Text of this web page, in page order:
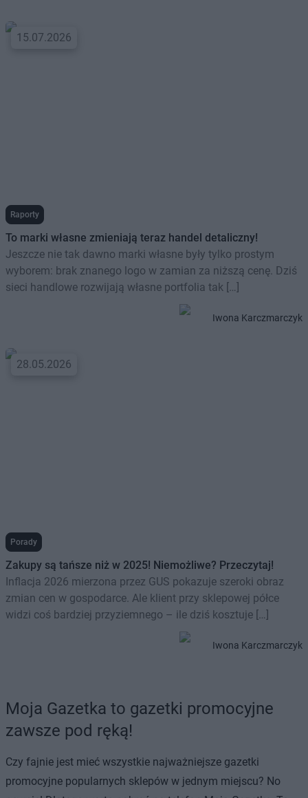
15.07.2026
Raporty
To marki własne zmieniają teraz handel detaliczny!
Jeszcze nie tak dawno marki własne były tylko prostym
wyborem: brak znanego logo w zamian za niższą cenę. Dziś
sieci handlowe rozwijają własne portfolia tak […]
Iwona Karczmarczyk
28.05.2026
Porady
Zakupy są tańsze niż w 2025! Niemożliwe? Przeczytaj!
Inflacja 2026 mierzona przez GUS pokazuje szeroki obraz
zmian cen w gospodarce. Ale klient przy sklepowej półce
widzi coś bardziej przyziemnego – ile dziś kosztuje […]
Iwona Karczmarczyk
Moja Gazetka to gazetki promocyjne
zawsze pod ręką!
Czy fajnie jest mieć wszystkie najważniejsze gazetki
promocyjne popularnych sklepów w jednym miejscu? No